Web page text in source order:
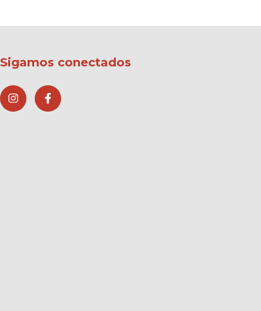
Sigamos conectados